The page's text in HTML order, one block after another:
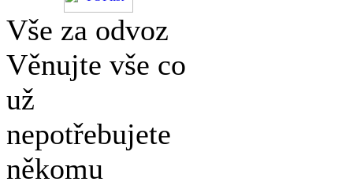
Vše za odvoz
Věnujte vše co
už
nepotřebujete
někomu